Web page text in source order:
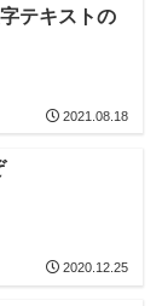
テキストの
2021.08.18
2020.12.25